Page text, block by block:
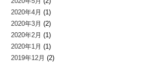
2020年4月 (1)
2020年3月 (2)
2020年2月 (1)
2020年1月 (1)
2019年12月 (2)